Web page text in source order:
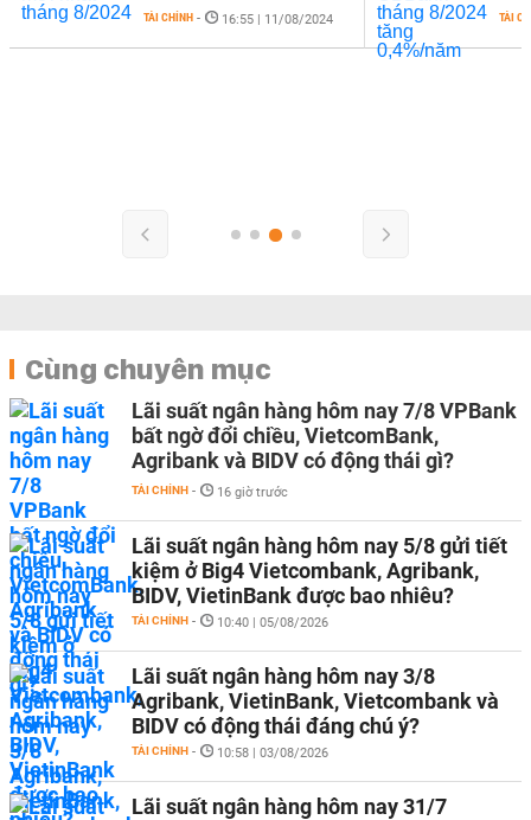
TÀI
TÀI CHÍNH - 16:55 | 11/08/2024
Cùng chuyên mục
Lãi suất ngân hàng hôm nay 7/8 VPBank
bất ngờ đổi chiều, VietcomBank,
Agribank và BIDV có động thái gì?
TÀI CHÍNH - 16 giờ trước
Lãi suất ngân hàng hôm nay 5/8 gửi tiết
kiệm ở Big4 Vietcombank, Agribank,
BIDV, VietinBank được bao nhiêu?
TÀI CHÍNH - 10:40 | 05/08/2026
Lãi suất ngân hàng hôm nay 3/8
Agribank, VietinBank, Vietcombank và
BIDV có động thái đáng chú ý?
TÀI CHÍNH - 10:58 | 03/08/2026
Lãi suất ngân hàng hôm nay 31/7